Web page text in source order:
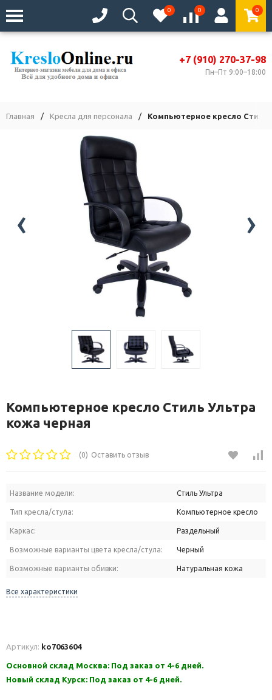
0 0 0
+7 (910) 270-37-98
Пн–Пт 9:00–18:00
Главная / Кресла для персонала / Компьютерное кресло Стиль
‹ ›
Компьютерное кресло Стиль Ультра
кожа черная
(0) Оставить отзыв
Название модели: Стиль Ультра
Тип кресла/стула: Компьютерное кресло
Каркас: Раздельный
Возможные варианты цвета кресла/стула: Черный
Возможные варианты обивки: Натуральная кожа
Все характеристики
Артикул: ko7063604
Основной склад Москва: Под заказ от 4-6 дней.
Новый склад Курск: Под заказ от 4-6 дней.